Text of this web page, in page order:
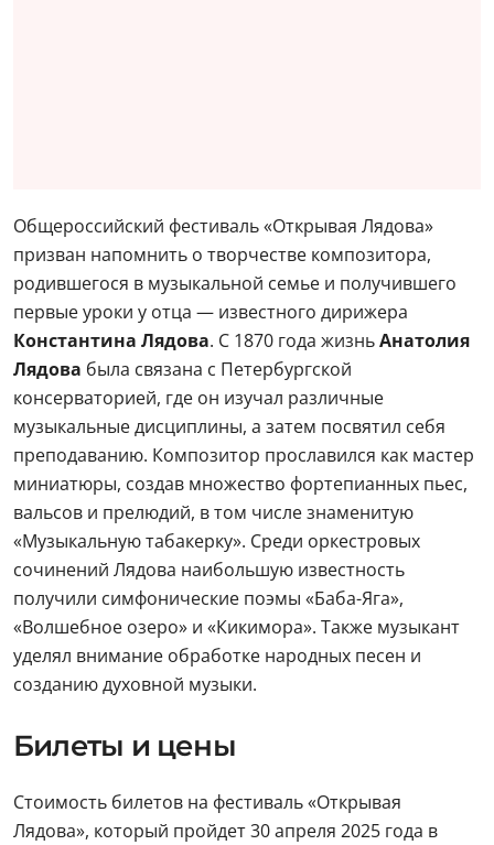
Общероссийский фестиваль «Открывая Лядова»
призван напомнить о творчестве композитора,
родившегося в музыкальной семье и получившего
первые уроки у отца — известного дирижера
Константина Лядова. С 1870 года жизньАнатолия
Лядова была связана с Петербургской
консерваторией, где он изучал различные
музыкальные дисциплины, а затем посвятил себя
преподаванию. Композитор прославился как мастер
миниатюры, создав множество фортепианных пьес,
вальсов и прелюдий, в том числе знаменитую
«Музыкальную табакерку». Среди оркестровых
сочинений Лядова наибольшую известность
получили симфонические поэмы «Баба-Яга»,
«Волшебное озеро» и «Кикимора». Также музыкант
уделял внимание обработке народных песен и
созданию духовной музыки.
Билеты и цены
Стоимость билетов на фестиваль «Открывая
Лядова», который пройдет 30 апреля 2025 года в